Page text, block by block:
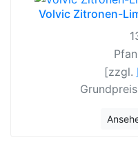
Volvic Zitronen-
[zzgl.